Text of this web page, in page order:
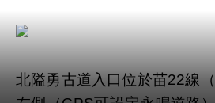
北隘勇古道入口位於苗22線